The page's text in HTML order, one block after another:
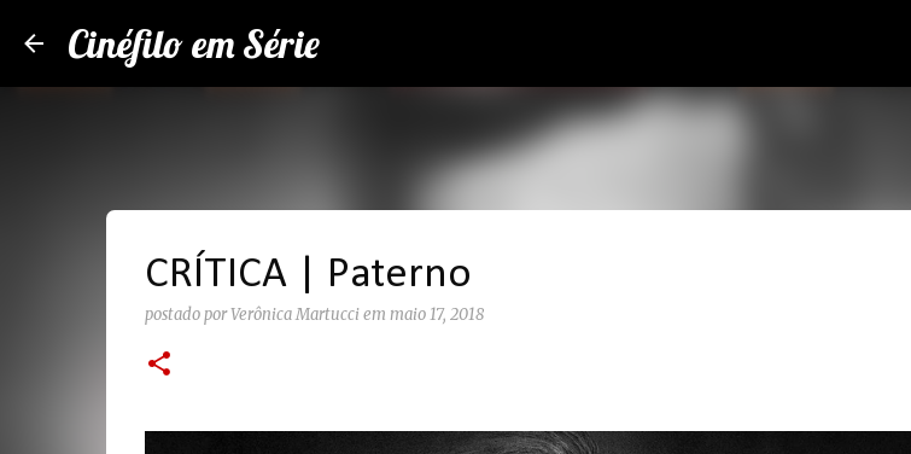
Cinéfilo em Série
CRÍTICA | Paterno
postado porVerônica Martucci em maio 17, 2018